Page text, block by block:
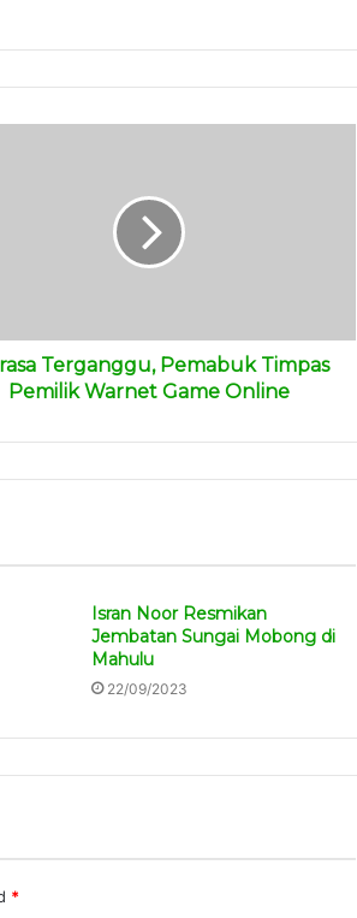
Terganggu, Pemabuk Timpas
Pemilik Warnet Game Online
Isran Noor Resmikan
Jembatan Sungai Mobong di
Mahulu
22/09/2023
*